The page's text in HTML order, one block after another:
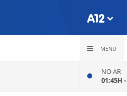
MENU
NO AR
01:45H -